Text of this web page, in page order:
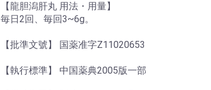
【龍胆潟肝丸 用法・用量】
毎日2回、毎回3~6g。
【批準文號】 国薬准字Z11020653
【執行標準】 中国薬典2005版一部